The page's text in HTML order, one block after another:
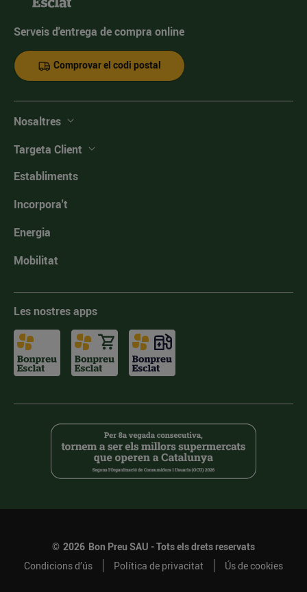
Serveis d'entrega de compra online
Comprovar el codi postal
Nosaltres
Targeta Client
Establiments
Incorpora't
Energia
Mobilitat
Les nostres apps
© 2026 Bon Preu SAU - Tots els drets reservats
Condicions d’ús
Política de privacitat Ús de cookies